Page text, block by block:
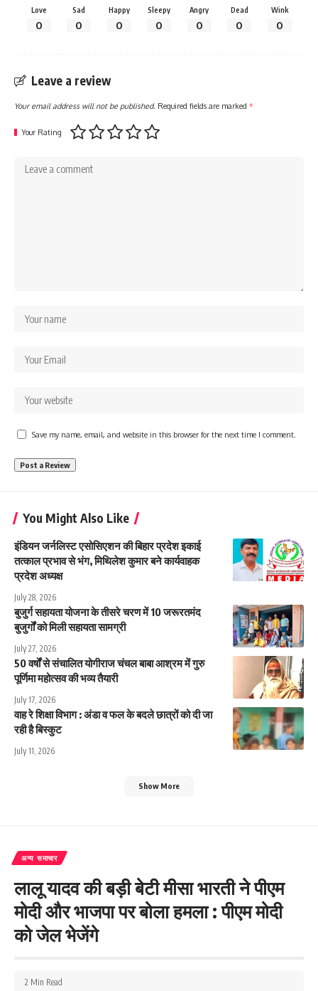
Love
0
Sad
0
Happy
0
Sleepy
0
Angry
0
Dead
0
Wink
0
Leave a review
Your email address will not be published. Required fields are marked *
Your Rating
Save my name, email, and website in this browser for the next time I comment.
You Might Also Like
इंडियन जर्नलिस्ट एसोसिएशन की बिहार प्रदेश इकाई
तत्काल प्रभाव से भंग, मिथिलेश कुमार बने कार्यवाहक
प्रदेश अध्यक्ष
July 28, 2026
बुजुर्ग सहायता योजना के तीसरे चरण में 10 जरूरतमंद
बुजुर्गों को मिली सहायता सामग्री
July 27, 2026
50 वर्षों से संचालित योगीराज चंचल बाबा आश्रम में गुरु
पूर्णिमा महोत्सव की भव्य तैयारी
July 17, 2026
वाह रे शिक्षा विभाग : अंडा व फल के बदले छात्रों को दी जा
रही है बिस्कुट
July 11, 2026
Show More
अन्य समाचार
लालू यादव की बड़ी बेटी मीसा भारती ने पीएम
मोदी और भाजपा पर बोला हमला : पीएम मोदी
को जेल भेजेंगे
2 Min Read